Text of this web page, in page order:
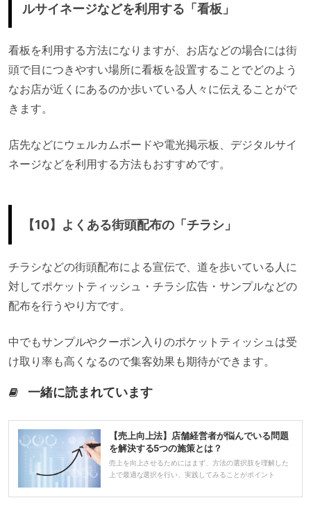
ルサイネージなどを利用する「看板」
看板を利用する方法になりますが、お店などの場合には街
頭で目につきやすい場所に看板を設置することでどのよう
なお店が近くにあるのか歩いている人々に伝えることがで
きます。
店先などにウェルカムボードや電光掲示板、デジタルサイ
ネージなどを利用する方法もおすすめです。
【10】よくある街頭配布の「チラシ」
チラシなどの街頭配布による宣伝で、道を歩いている人に
対してポケットティッシュ・チラシ広告・サンプルなどの
配布を行うやり方です。
中でもサンプルやクーポン入りのポケットティッシュは受
け取り率も高くなるので集客効果も期待ができます。
一緒に読まれています
【売上向上法】店舗経営者が悩んでいる問題
を解決する5つの施策とは？
売上を向上させるためにはまず、方法の選択肢を理解した
上で最適な選択を行い、実践してみることがポイント